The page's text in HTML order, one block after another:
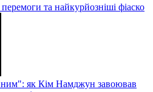
та найкурйозніші фіаско
ним": як Кім Намджун завоював